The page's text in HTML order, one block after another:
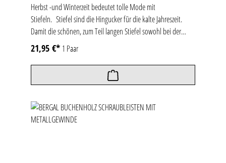
Herbst -und Winterzeit bedeutet tolle Mode mit
Stiefeln. Stiefel sind die Hingucker für die kalte Jahreszeit.
Damit die schönen, zum Teil langen Stiefel sowohl bei der
Lagerung über die Sommer-Monate wie auch nach dem Tragen
nicht platt liegen, aus der Form geraten oder unansehnliche
Knickfalten sowie Risse bekommen, sollten für Stiefel
passende Schaftformer verwendet werden. Durch das
Form gehalten, sondern auch vor Umkippen, Umknicken oder
Rissen auf Leder, Kunstleder oder dem Reißverschluss
21,95 €* 1 Paar